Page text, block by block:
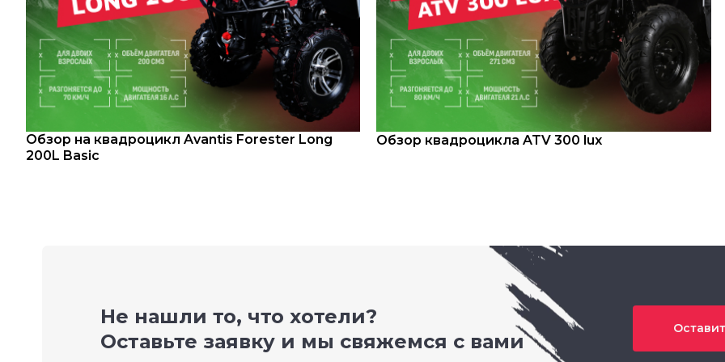
Обзор на квадроцикл Avantis Forester Long
200L Basic
Обзор квадроцикла ATV 300 lux
Не нашли то, что хотели?
Оставьте заявку и мы свяжемся с вами